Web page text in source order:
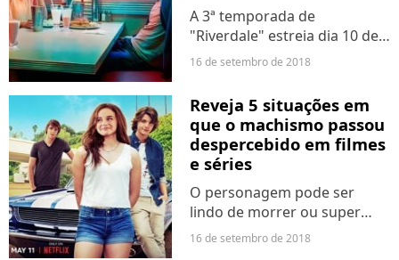
A 3ª temporada de
"Riverdale" estreia dia 10 de
outubro, mas parece que
O elenco pode até
interpretar estudantes de
ensino médio na série, mas a
verdade...
16 de setembro de 2018
Reveja 5 situações em
que o machismo passou
despercebido em filmes
e séries
O personagem pode ser
lindo de morrer ou super
engraçado, mas, às vezes ele
16 de setembro de 2018